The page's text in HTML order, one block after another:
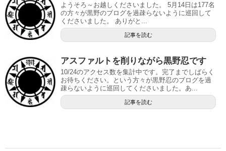
ようそろ～お越しくださいました。 5月14日は177名
の方々が黒野のブログを過疎らないように巡回して
くださいました。 ありがと...
記事を読む
アスファルトを削りながら黒野忍です
10/24のアクセス数を集計中です。完了までしばらく
お待ちください。という方々が黒野忍のブログを過
疎らないように巡回してくださいました。あ...
記事を読む